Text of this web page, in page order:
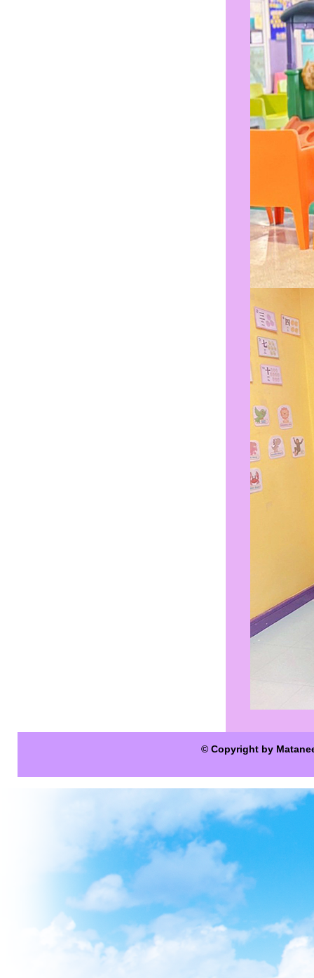
© Copyright by